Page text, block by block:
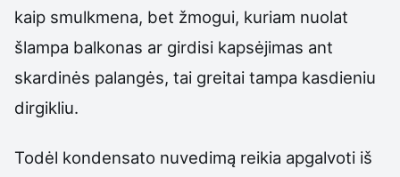
kaip smulkmena, bet žmogui, kuriam nuolat
šlampa balkonas ar girdisi kapsėjimas ant
skardinės palangės, tai greitai tampa kasdieniu
dirgikliu.
Todėl kondensato nuvedimą reikia apgalvoti iš